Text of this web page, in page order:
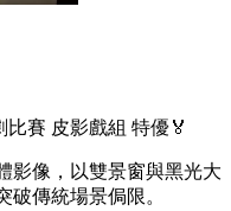
比賽 皮影戲組 特優🏅
影像，以雙景窗與黑光大
傳統場景侷限。